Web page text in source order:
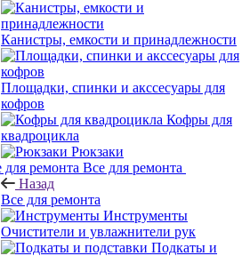
Канистры, емкости и принадлежности
Площадки, спинки и акссесуары для
кофров
Кофры для
квадроцикла
Рюкзаки
Все для ремонта
Назад
Все для ремонта
Инструменты
Очистители и увлажнители рук
Подкаты и